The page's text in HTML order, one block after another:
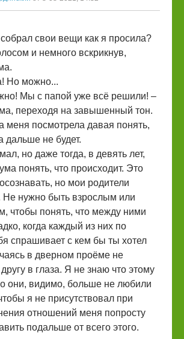
свои вещи как я просила?
и немного вскрикнув,
Но можно...
Мы с папой уже всё решили! –
переходя на завышенный тон.
меня посмотрела давая понять,
дальше не будет.
но даже тогда, в девять лет,
понять, что происходит. Это
но мои родители
Не нужно быть взрослым или
чтобы понять, что между ними
когда каждый из них по
спрашивает с кем бы ты хотел
в дверном проёме не
в глаза. Я не знаю что этому
они, видимо, больше не любили
я не присутствовал при
отношений меня попросту
подальше от всего этого.